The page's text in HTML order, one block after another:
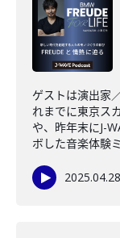
ゲストは演出家
れまでに東京ス
や、昨年末にJ-
ボした音楽体験
2025.04.28